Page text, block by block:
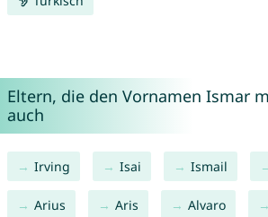
Eltern, die den Vornamen Ismar
auch
Irving Isai Ismail
Arius Aris Alvaro